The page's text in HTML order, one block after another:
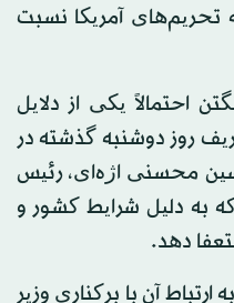
آمریکا نسبت
احتمالاً یکی از دلایل
روز دوشنبه گذشته در
محسنی اژه‌ای، رئیس
به دلیل شرایط کشور و
دهد.
آن با برکناری وزیر